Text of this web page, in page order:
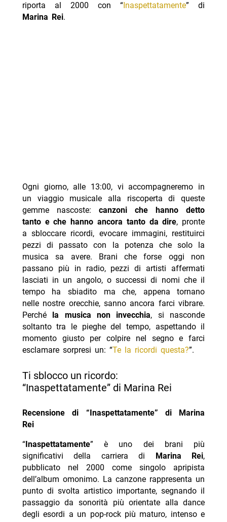
riporta al 2000 con “ Inaspettatamente” di
Marina Rei.
Ogni giorno, alle 13:00, vi accompagneremo in
un viaggio musicale alla riscoperta di queste
gemme nascoste: canzoni che hanno detto
tanto e che hanno ancora tanto da dire, pronte
a sbloccare ricordi, evocare immagini, restituirci
pezzi di passato con la potenza che solo la
musica sa avere. Brani che forse oggi non
passano più in radio, pezzi di artisti affermati
lasciati in un angolo, o successi di nomi che il
tempo ha sbiadito ma che, appena tornano
nelle nostre orecchie, sanno ancora farci vibrare.
Perché
la musica non invecchia, si nasconde
soltanto tra le pieghe del tempo, aspettando il
momento giusto per colpire nel segno e farci
esclamare sorpresi un: “Te la ricordi questa?”.
Ti sblocco un ricordo:
“Inaspettatamente” di Marina Rei
Recensione di “Inaspettatamente” di Marina
Rei
“Inaspettatamente” è uno dei brani più
significativi della carriera di
Marina Rei,
pubblicato nel 2000 come singolo apripista
dell’album omonimo. La canzone rappresenta un
punto di svolta artistico importante, segnando il
passaggio da sonorità più orientate alla dance
degli esordi a un pop-rock più maturo, intenso e